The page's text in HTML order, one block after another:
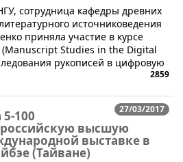
сотрудница кафедры древних
источниковедения
приняла участие в курсе
(Manuscript Studies in the Digital
рукописей в цифровую
2859
27/03/2017
100
высшую
выставке в
(Тайване)